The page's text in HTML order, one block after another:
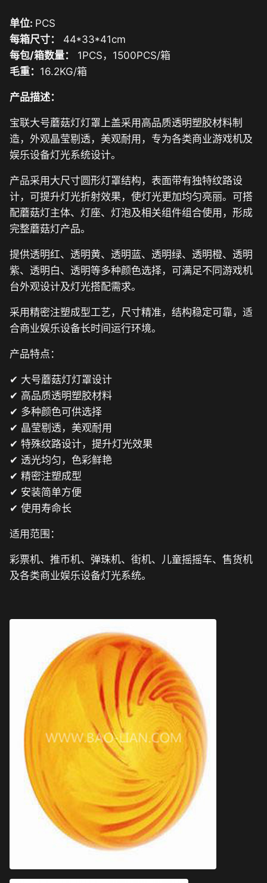
单位: PCS
每箱尺寸：
44*33*41cm
每包/箱数量：
1PCS，1500PCS/箱
毛重： 16.2KG/箱
产品描述：
宝联大号蘑菇灯灯罩上盖采用高品质透明塑胶材料制
造，外观晶莹剔透，美观耐用，专为各类商业游戏机及
娱乐设备灯光系统设计。
产品采用大尺寸圆形灯罩结构，表面带有独特纹路设
计，可提升灯光折射效果，使灯光更加均匀亮丽。可搭
配蘑菇灯主体、灯座、灯泡及相关组件组合使用，形成
完整蘑菇灯产品。
提供透明红、透明黄、透明蓝、透明绿、透明橙、透明
紫、透明白、透明等多种颜色选择，可满足不同游戏机
台外观设计及灯光搭配需求。
采用精密注塑成型工艺，尺寸精准，结构稳定可靠，适
合商业娱乐设备长时间运行环境。
产品特点：
✔ 大号蘑菇灯灯罩设计
✔ 高品质透明塑胶材料
✔ 多种颜色可供选择
✔ 晶莹剔透，美观耐用
✔ 特殊纹路设计，提升灯光效果
✔ 透光均匀，色彩鲜艳
✔ 精密注塑成型
✔ 安装简单方便
✔ 使用寿命长
适用范围：
彩票机、推币机、弹珠机、街机、儿童摇摇车、售货机
及各类商业娱乐设备灯光系统。